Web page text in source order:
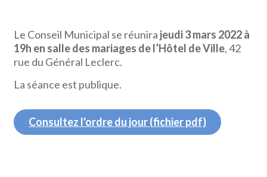
Le Conseil Municipal se réunira jeudi 3 mars 2022 à
19h en salle des mariages de l’Hôtel de Ville, 42
rue du Général Leclerc.
La séance est publique.
Consultez l'ordre du jour (fichier pdf)